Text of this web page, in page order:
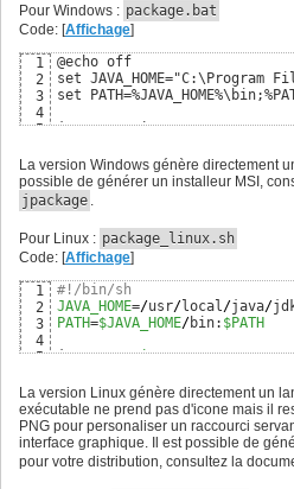
Pour Windows : package.bat
Code: [Affichage]
1
2
3
4
5
7
8
9
10
12
13
14
15
16
17
18
21
22
23
24
25
@echo off
set
set
java -version
set APP_NAME=MainKt
set APP_TYPE=app-image
set APP_ICON=./package/
set MAIN_JAR=%APP_NAME%.jar
set
set
set OUTPUT_DIR=redist
set
if exist
if not exist %OUTPUT_DIR%
REM Test the app works.
REM java --module-path
REM Create native launcher.
jpackage --type %APP_TYPE%
La version Windows génère directement
possible de générer un installeur MSI,
jpackage .
Pour Linux : package_linux.sh
Code: [Affichage]
1
2
3
4
5
7
8
9
10
11
#!/bin/sh
JAVA_HOME=/usr/local/java/
PATH=$JAVA_HOME/bin: $PATH
java -version
APP_NAME
APP_TYPE
APP_ICON=
MAIN_JAR=$APP_NAME
MODULES
La version Linux génère directement un
exécutable ne prend pas d'icone mais il
PNG pour personaliser un raccourci
interface graphique. Il est possible de
pour votre distribution, consultez la